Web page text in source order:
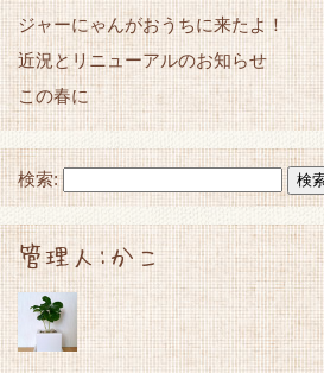
ジャーにゃんがおうちに来たよ！
近況とリニューアルのお知らせ
この春に
検索:
管理人:かこ